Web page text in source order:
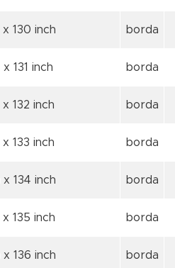
x 130 inch borda
x 131 inch borda
x 132 inch borda
x 133 inch borda
x 134 inch borda
x 135 inch borda
x 136 inch borda